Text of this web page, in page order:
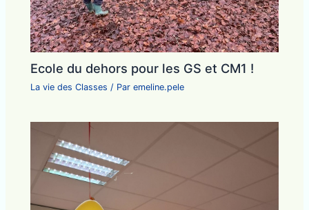
Ecole du dehors pour les GS et CM1 !
La vie des Classes / Paremeline.pele